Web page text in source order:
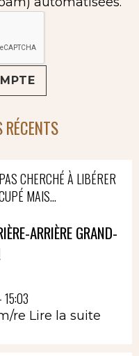
CHERCHÉ À LIBÉRER
MAIS...
ARRIÈRE GRAND-
re Lire la suite